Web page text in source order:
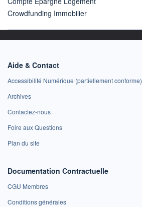
Crowdfunding Immobilier
Aide & Contact
Accessibilité Numérique (partiellement conforme)
Archives
Contactez-nous
Foire aux Questions
Plan du site
Documentation Contractuelle
CGU Membres
Conditions générales